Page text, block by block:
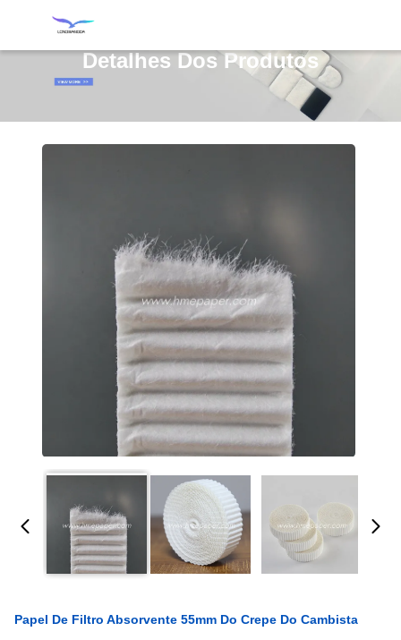
Detalhes Dos Produtos
Papel De Filtro Absorvente 55mm Do Crepe Do Cambista